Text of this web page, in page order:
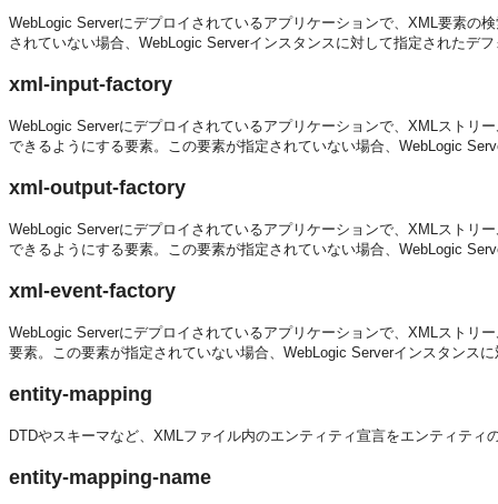
WebLogic Serverにデプロイされているアプリケーションで、XML要素の
されていない場合、WebLogic Serverインスタンスに対して指定されたデ
xml-input-factory
WebLogic Serverにデプロイされているアプリケーションで、XMLストリ
できるようにする要素。この要素が指定されていない場合、WebLogic
xml-output-factory
WebLogic Serverにデプロイされているアプリケーションで、XMLストリ
できるようにする要素。この要素が指定されていない場合、WebLogic
xml-event-factory
WebLogic Serverにデプロイされているアプリケーションで、XMLストリ
要素。この要素が指定されていない場合、WebLogic Serverインスタンス
entity-mapping
DTDやスキーマなど、XMLファイル内のエンティティ宣言をエンティテ
entity-mapping-name